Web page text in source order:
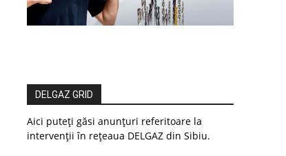
DELGAZ GRID
Aici puteți găsi anunțuri referitoare la
intervenții în rețeaua DELGAZ din Sibiu.